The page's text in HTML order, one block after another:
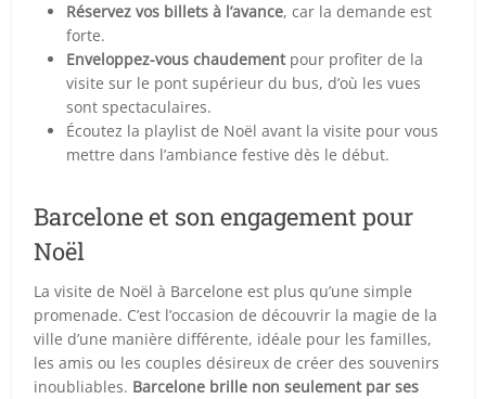
Réservez vos billets à l’avance, car la demande est
forte.
Enveloppez-vous chaudementpour profiter de la
visite sur le pont supérieur du bus, d’où les vues
sont spectaculaires.
Écoutez la playlist de Noël avant la visite pour vous
mettre dans l’ambiance festive dès le début.
Barcelone et son engagement pour
Noël
La visite de Noël à Barcelone est plus qu’une simple
promenade. C’est l’occasion de découvrir la magie de la
ville d’une manière différente, idéale pour les familles,
les amis ou les couples désireux de créer des souvenirs
inoubliables. Barcelone brille non seulement par ses